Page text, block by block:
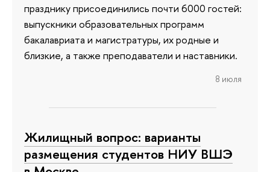
празднику присоединились почти 6000 гостей:
выпускники образовательных программ
бакалавриата и магистратуры, их родные и
близкие, а также преподаватели и наставники.
8 июля
Жилищный вопрос: варианты
размещения студентов НИУ ВШЭ